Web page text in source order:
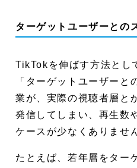
ターゲットユーザーとの
TikTokを伸ばす方法とし
「ターゲットユーザーと
業が、実際の視聴者層と
発信してしまい、再生数
ケースが少なくありませ
たとえば、若年層をター